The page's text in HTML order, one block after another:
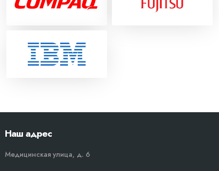
Наш адрес
Медицинская улица, д. 6